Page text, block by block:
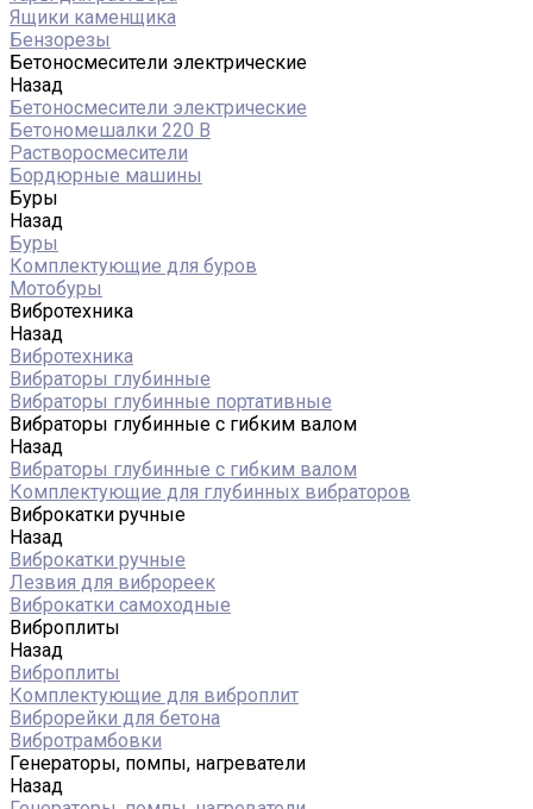
Ящики каменщика
Бензорезы
Бетоносмесители электрические
Назад
Бетоносмесители электрические
Бетономешалки 220 В
Растворосмесители
Бордюрные машины
Буры
Назад
Буры
Комплектующие для буров
Мотобуры
Вибротехника
Назад
Вибротехника
Вибраторы глубинные
Вибраторы глубинные портативные
Вибраторы глубинные с гибким валом
Назад
Вибраторы глубинные с гибким валом
Комплектующие для глубинных вибраторов
Виброкатки ручные
Назад
Виброкатки ручные
Лезвия для виброреек
Виброкатки самоходные
Виброплиты
Назад
Виброплиты
Комплектующие для виброплит
Виброрейки для бетона
Вибротрамбовки
Генераторы, помпы, нагреватели
Назад